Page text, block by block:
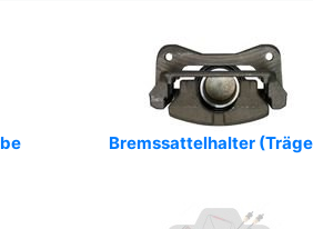
Bremssattelhalter